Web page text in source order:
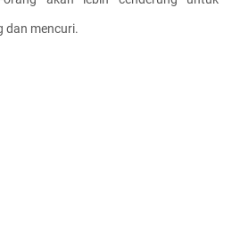
dan mencuri.